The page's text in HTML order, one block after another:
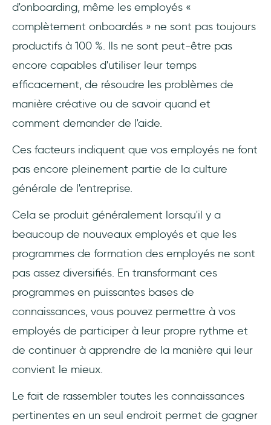
d'onboarding, même les employés «
complètement onboardés » ne sont pas toujours
productifs à 100 %. Ils ne sont peut-être pas
encore capables d'utiliser leur temps
efficacement, de résoudre les problèmes de
manière créative ou de savoir quand et
comment demander de l'aide.
Ces facteurs indiquent que vos employés ne font
pas encore pleinement partie de la culture
générale de l'entreprise.
Cela se produit généralement lorsqu'il y a
beaucoup de nouveaux employés et que les
programmes de formation des employés ne sont
pas assez diversifiés. En transformant ces
programmes en puissantes bases de
connaissances, vous pouvez permettre à vos
employés de participer à leur propre rythme et
de continuer à apprendre de la manière qui leur
convient le mieux.
Le fait de rassembler toutes les connaissances
pertinentes en un seul endroit permet de gagner